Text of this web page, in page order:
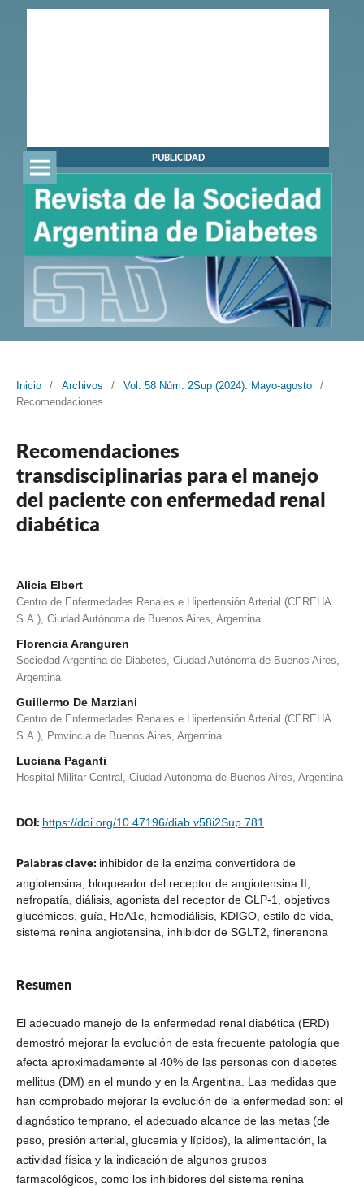
PUBLICIDAD
Inicio / Archivos / Vol. 58 Núm. 2Sup (2024): Mayo-agosto
/
Recomendaciones
Recomendaciones
transdisciplinarias para el manejo
del paciente con enfermedad renal
diabética
Alicia Elbert
Centro de Enfermedades Renales e Hipertensión Arterial (CEREHA
S.A.), Ciudad Autónoma de Buenos Aires, Argentina
Florencia Aranguren
Sociedad Argentina de Diabetes, Ciudad Autónoma de Buenos Aires,
Argentina
Guillermo De Marziani
Centro de Enfermedades Renales e Hipertensión Arterial (CEREHA
S.A.), Provincia de Buenos Aires, Argentina
Luciana Paganti
Hospital Militar Central, Ciudad Autónoma de Buenos Aires, Argentina
DOI: https://doi.org/10.47196/diab.v58i2Sup.781
Palabras clave: inhibidor de la enzima convertidora de
angiotensina, bloqueador del receptor de angiotensina II,
nefropatía, diálisis, agonista del receptor de GLP-1, objetivos
glucémicos, guía, HbA1c, hemodiálisis, KDIGO, estilo de vida,
sistema renina angiotensina, inhibidor de SGLT2, finerenona
Resumen
El adecuado manejo de la enfermedad renal diabética (ERD)
demostró mejorar la evolución de esta frecuente patología que
afecta aproximadamente al 40% de las personas con diabetes
mellitus (DM) en el mundo y en la Argentina. Las medidas que
han comprobado mejorar la evolución de la enfermedad son: el
diagnóstico temprano, el adecuado alcance de las metas (de
peso, presión arterial, glucemia y lípidos), la alimentación, la
actividad física y la indicación de algunos grupos
farmacológicos, como los inhibidores del sistema renina